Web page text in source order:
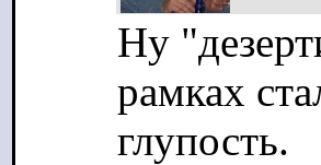
Ну
рамках
глупость.